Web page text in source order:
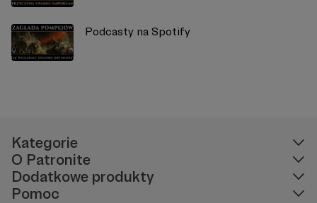
Podcasty na Spotify
Kategorie
O Patronite
Dodatkowe produkty
Pomoc